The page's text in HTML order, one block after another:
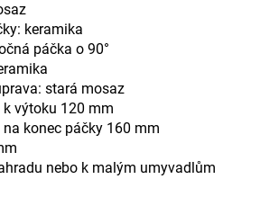
keramika
páčka o 90°
stará mosaz
výtoku 120 mm
konec páčky 160 mm
nebo k malým umyvadlům